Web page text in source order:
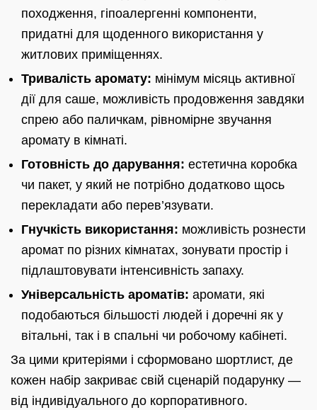
походження, гіпоалергенні компоненти,
придатні для щоденного використання у
житлових приміщеннях.
Тривалість аромату: мінімум місяць активної
дії для саше, можливість продовження завдяки
спрею або паличкам, рівномірне звучання
аромату в кімнаті.
Готовність до дарування: естетична коробка
чи пакет, у який не потрібно додатково щось
перекладати або перев’язувати.
Гнучкість використання: можливість рознести
аромат по різних кімнатах, зонувати простір і
підлаштовувати інтенсивність запаху.
Універсальність ароматів: аромати, які
подобаються більшості людей і доречні як у
вітальні, так і в спальні чи робочому кабінеті.
За цими критеріями і сформовано шортлист, де
кожен набір закриває свій сценарій подарунку —
від індивідуального до корпоративного.